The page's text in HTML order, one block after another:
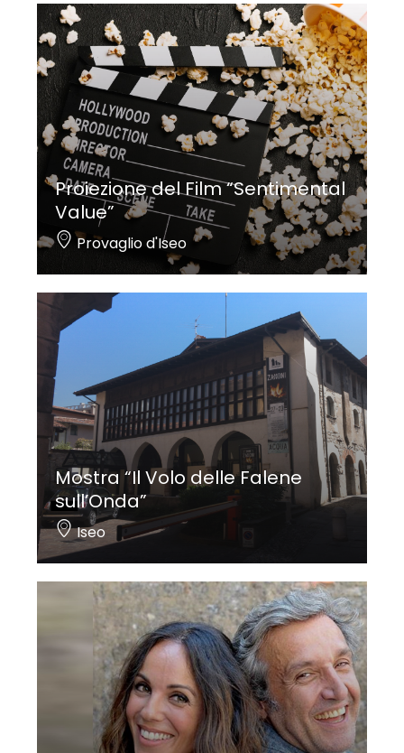
Proiezione del Film “Sentimental
Value”
Provaglio d'Iseo
Mostra “Il Volo delle Falene
sull’Onda”
Iseo